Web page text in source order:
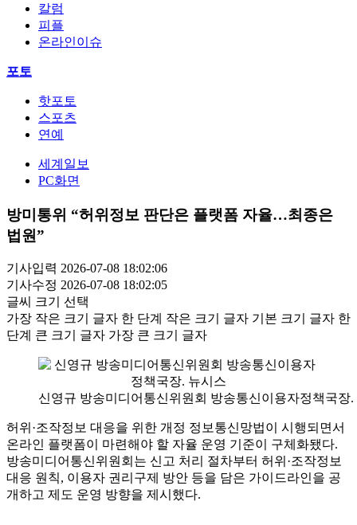
칼럼
피플
온라인이슈
포토
핫포토
스포츠
연예
세계일보
PC화면
방미통위 “허위정보 판단은 플랫폼 자율…최종은
법원”
기사입력 2026-07-08 18:02:06
기사수정 2026-07-08 18:02:05
글씨 크기 선택
가장 작은 크기 글자 한 단계 작은 크기 글자 기본 크기 글자 한
단계 큰 크기 글자 가장 큰 크기 글자
신영규 방송미디어통신위원회 방송통신이용자정책국장.
허위·조작정보 대응을 위한 개정 정보통신망법이 시행되면서
온라인 플랫폼이 마련해야 할 자율 운영 기준이 구체화됐다.
방송미디어통신위원회는 신고 처리 절차부터 허위·조작정보
대응 원칙, 이용자 권리구제 방안 등을 담은 가이드라인을 공
개하고 제도 운영 방향을 제시했다.